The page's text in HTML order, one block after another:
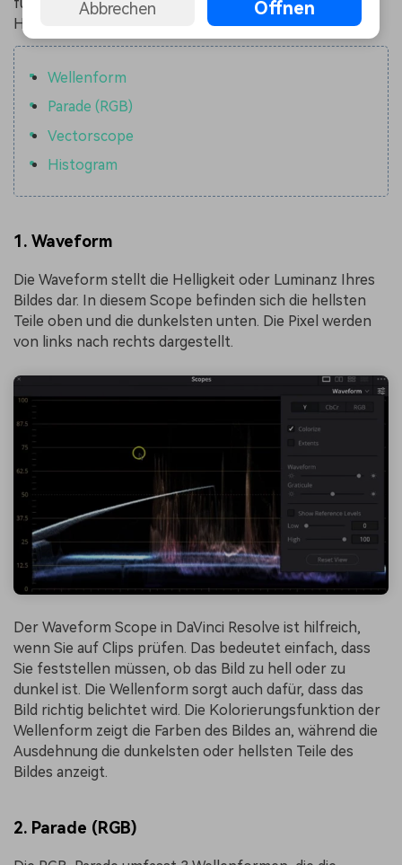
Hier erfahren Sie, wie Sie sie verwenden können:
Wellenform
Parade (RGB)
Vectorscope
Histogram
1. Waveform
Die Waveform stellt die Helligkeit oder Luminanz Ihres
Bildes dar. In diesem Scope befinden sich die hellsten
Teile oben und die dunkelsten unten. Die Pixel werden
von links nach rechts dargestellt.
Der Waveform Scope in DaVinci Resolve ist hilfreich,
wenn Sie auf Clips prüfen. Das bedeutet einfach, dass
Sie feststellen müssen, ob das Bild zu hell oder zu
dunkel ist. Die Wellenform sorgt auch dafür, dass das
Bild richtig belichtet wird. Die Kolorierungsfunktion der
Wellenform zeigt die Farben des Bildes an, während die
Ausdehnung die dunkelsten oder hellsten Teile des
Bildes anzeigt.
2. Parade (RGB)
Abbrechen Öffnen